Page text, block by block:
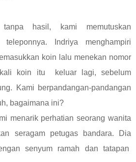
tanpa hasil, kami memutuskan
teleponnya. Indriya menghampiri
koin lalu menekan nomor
kali koin itu keluar lagi, sebelum
Kami berpandangan-pandangan
bagaimana ini?
menarik perhatian seorang wanita
seragam petugas bandara. Dia
senyum ramah dan tatapan